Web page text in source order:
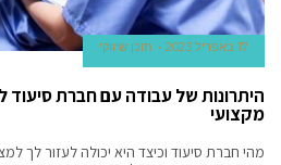
17 באפריל 2023 תוכן שיווקי
היתרונות של עבודה עם חברת סיעוד
מקצועי
מהי חברת סיעוד וכיצד היא יכולה לעזור לך